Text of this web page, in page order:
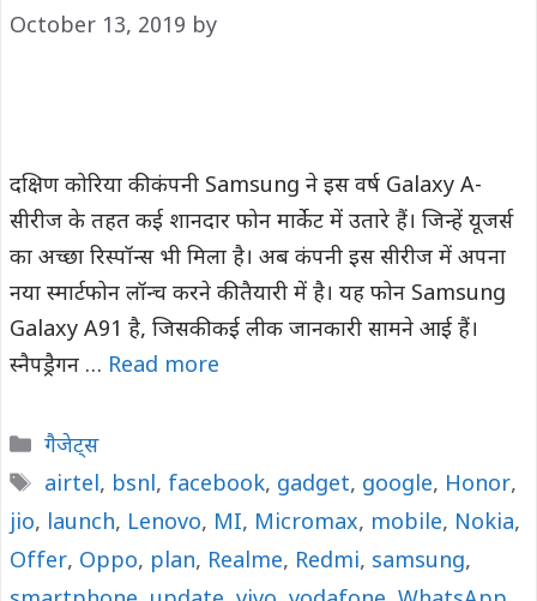
October 13, 2019 by
दक्षिण कोरिया की कंपनी Samsung ने इस वर्ष Galaxy A-
सीरीज के तहत कई शानदार फोन मार्केट में उतारे हैं। जिन्हें यूजर्स
का अच्छा रिस्पॉन्स भी मिला है। अब कंपनी इस सीरीज में अपना
नया स्मार्टफोन लॉन्च करने की तैयारी में है। यह फोन Samsung
Galaxy A91 है, जिसकी कई लीक जानकारी सामने आई हैं।
स्नैपड्रैगन … Read more
Categories
गैजेट्स
Tags
airtel, bsnl, facebook, gadget, google, Honor,
jio, launch, Lenovo, MI, Micromax, mobile, Nokia,
Offer, Oppo, plan, Realme, Redmi, samsung,